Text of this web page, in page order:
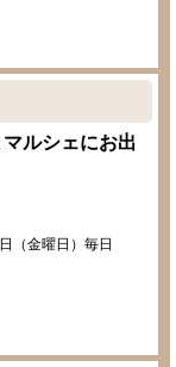
ルシェにお出
（金曜日）毎日